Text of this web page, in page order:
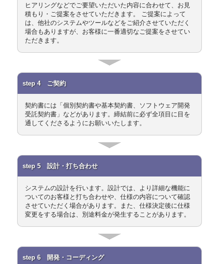
ヒアリングなどでご要望いただいた内容に合わせて、お見
積もり・ご提案をさせていただきます。 ご提案によって
は、他社のシステムやツールなどをご紹介させていただく
場合もありますが、お客様に一番適切なご提案をさせてい
ただきます。
step 4 ご契約
契約書には「個別契約書や基本契約書、ソフトウェア開発
受託契約書」などがあります。締結前に必ず全項目に目を
通してくださるようにお願いいたします。
step 5 設計・打ち合わせ
システムの設計を行います。設計では、より詳細な機能に
ついてのお客様と打ち合わせや、仕様の内容について確認
させていただく場合があります。また、仕様決定後に仕様
変更をする場合は、別途料金が発生することがあります。
step 6 開発・コーディング